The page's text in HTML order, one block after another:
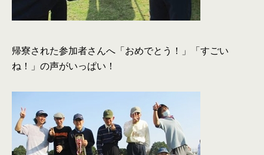
帰寮された参加者さんへ「おめでとう！」「すごい
ね！」の声がいっぱい！